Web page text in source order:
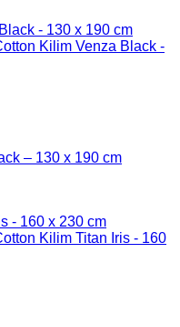
– 130 x 190 cm